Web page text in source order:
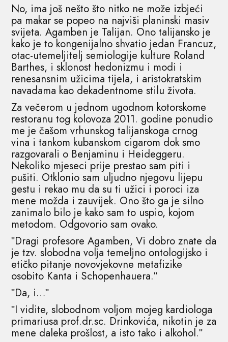
No, ima još nešto što nitko ne može izbjeći
pa makar se popeo na najviši planinski masiv
svijeta. Agamben je Talijan. Ono talijansko je
kako je to kongenijalno shvatio jedan Francuz,
otac-utemeljitelj semiologije kulture Roland
Barthes, i sklonost hedonizmu i modi i
renesansnim užicima tijela, i aristokratskim
navadama kao dekadentnome stilu života.
Za večerom u jednom ugodnom kotorskome
restoranu tog kolovoza 2011. godine ponudio
me je čašom vrhunskog talijanskoga crnog
vina i tankom kubanskom cigarom dok smo
razgovarali o Benjaminu i Heideggeru.
Nekoliko mjeseci prije prestao sam piti i
pušiti. Otklonio sam uljudno njegovu lijepu
gestu i rekao mu da su ti užici i poroci iza
mene možda i zauvijek. Ono što ga je silno
zanimalo bilo je kako sam to uspio, kojom
metodom. Odgovorio sam ovako.
ʺDragi profesore Agamben, Vi dobro znate da
je tzv. slobodna volja temeljno ontologijsko i
etičko pitanje novovjekovne metafizike
osobito Kanta i Schopenhauera.ʺ
ʺDa, i…ʺ
ʺI vidite, slobodnom voljom mojeg kardiologa
primariusa prof.dr.sc. Drinkovića, nikotin je za
mene daleka prošlost, a isto tako i alkohol.ʺ